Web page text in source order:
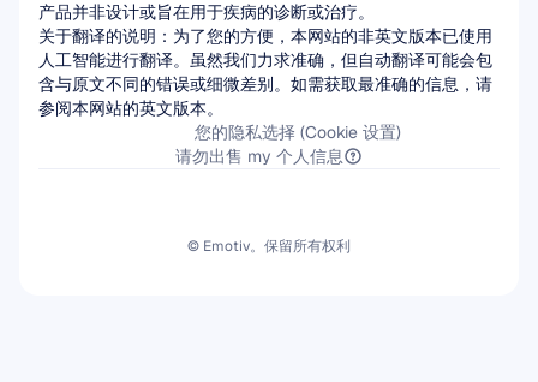
产品并非设计或旨在用于疾病的诊断或治疗。
关于翻译的说明：为了您的方便，本网站的非英文版本已使用
人工智能进行翻译。虽然我们力求准确，但自动翻译可能会包
含与原文不同的错误或细微差别。如需获取最准确的信息，请
参阅本网站的英文版本。
您的隐私选择 (Cookie 设置)
请勿出售 my 个人信息
© Emotiv。保留所有权利